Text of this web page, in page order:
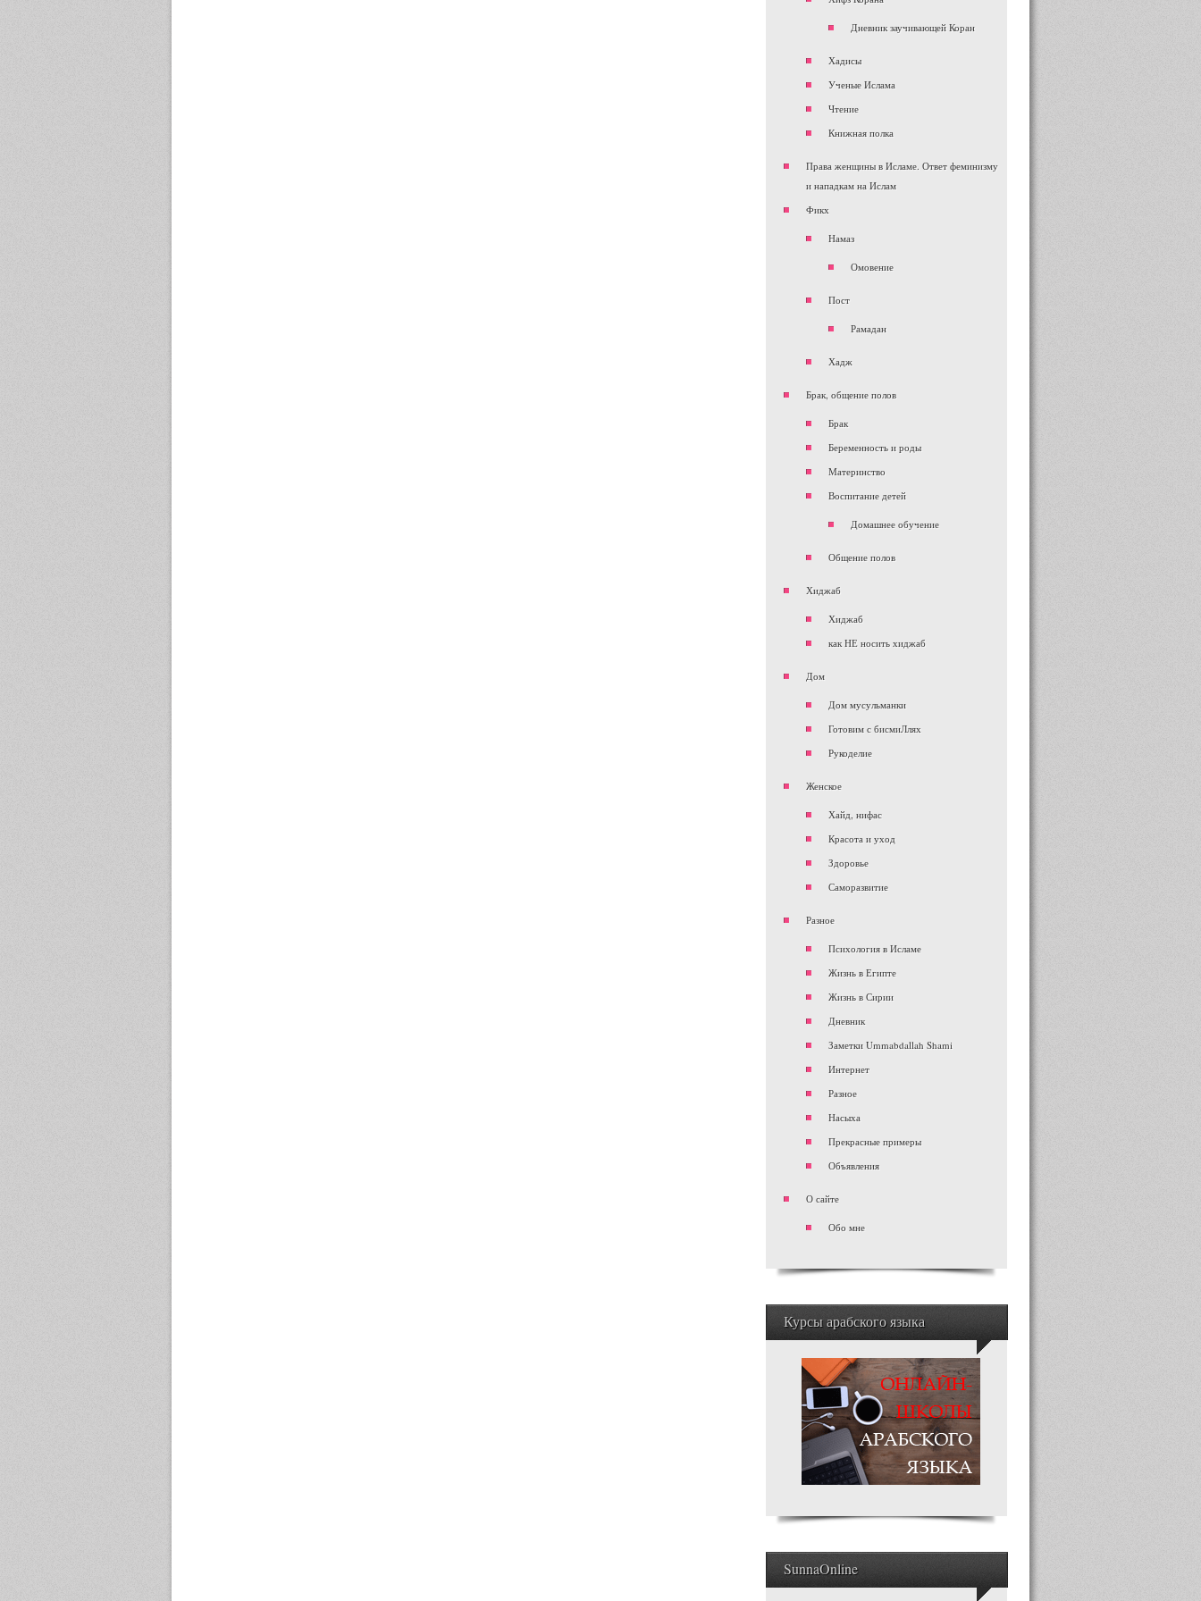
Дневник заучивающей Коран
Хадисы
Ученые Ислама
Чтение
Книжная полка
Права женщины в Исламе. Ответ феминизму
и нападкам на Ислам
Фикх
Намаз
Омовение
Пост
Рамадан
Хадж
Брак, общение полов
Брак
Беременность и роды
Материнство
Воспитание детей
Домашнее обучение
Общение полов
Хиджаб
Хиджаб
как НЕ носить хиджаб
Дом
Дом мусульманки
Готовим с бисмиЛлях
Рукоделие
Женское
Хайд, нифас
Красота и уход
Здоровье
Саморазвитие
Разное
Психология в Исламе
Жизнь в Египте
Жизнь в Сирии
Дневник
Заметки Ummabdallah Shami
Интернет
Разное
Насыха
Прекрасные примеры
Объявления
О сайте
Обо мне
Курсы арабского языка
SunnaOnline